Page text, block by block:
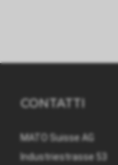
CONTATTI
MATO Suisse AG
Industriestrasse 53